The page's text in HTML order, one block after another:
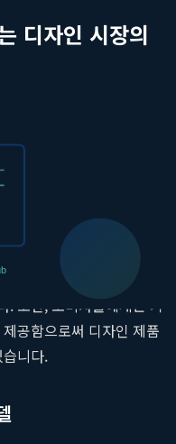
디자인 시장의
계를 넘어, 예술과 상업의
에는 고가의 미술품 갤러
었던 아티스트의 작품들
게 된 것입니다. 이러한 접
많은 사람들이 예술을 향
트들에게 안정적인 수익
을 제공하며, 이는 건강한
. 또한, 소비자들에게는 기
공함으로써 디자인 제품
니다.